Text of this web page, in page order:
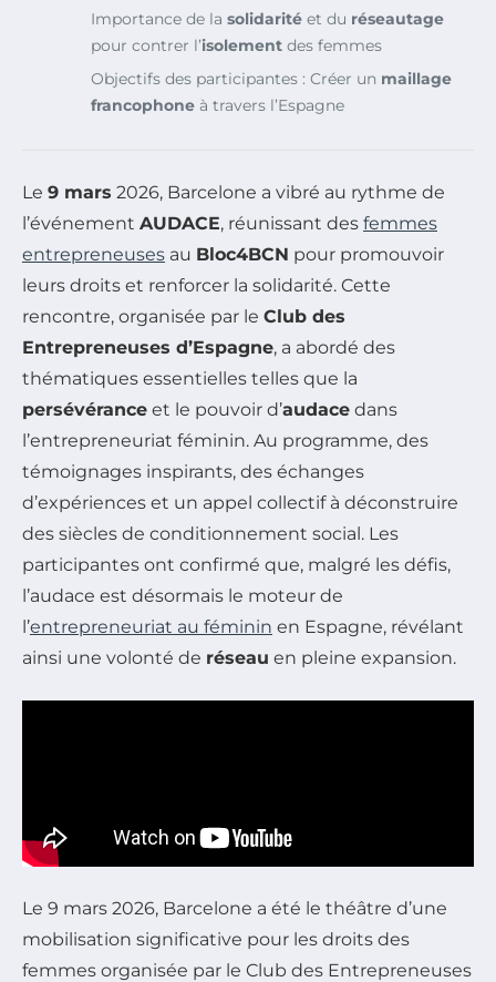
Importance de la solidarité et du réseautage
pour contrer l’isolement des femmes
Objectifs des participantes : Créer un maillage
francophone à travers l’Espagne
Le 9 mars 2026, Barcelone a vibré au rythme de
l’événement AUDACE, réunissant des femmes
entrepreneuses au Bloc4BCN pour promouvoir
leurs droits et renforcer la solidarité. Cette
rencontre, organisée par le Club des
Entrepreneuses d’Espagne, a abordé des
thématiques essentielles telles que la
persévérance et le pouvoir d’audace dans
l’entrepreneuriat féminin. Au programme, des
témoignages inspirants, des échanges
d’expériences et un appel collectif à déconstruire
des siècles de conditionnement social. Les
participantes ont confirmé que, malgré les défis,
l’audace est désormais le moteur de
l’entrepreneuriat au féminin en Espagne, révélant
ainsi une volonté de réseau en pleine expansion.
Le 9 mars 2026, Barcelone a été le théâtre d’une
mobilisation significative pour les droits des
femmes organisée par le Club des Entrepreneuses